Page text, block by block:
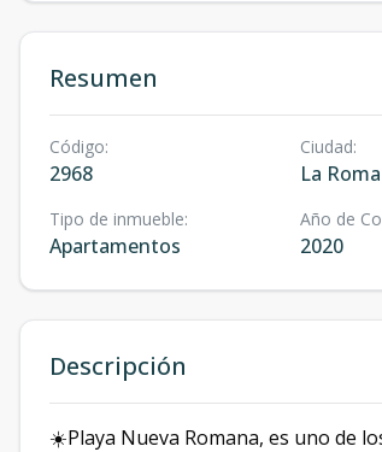
Resumen
Código:
2968
Ciudad:
La
Tipo de inmueble:
Apartamentos
Año de
2020
Descripción
☀️Playa Nueva Romana, es uno de